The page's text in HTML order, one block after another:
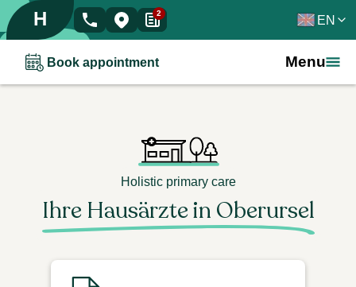
H 2 EN
Book appointment Menu
Holistic primary care
Ihre Hausärzte in Oberursel